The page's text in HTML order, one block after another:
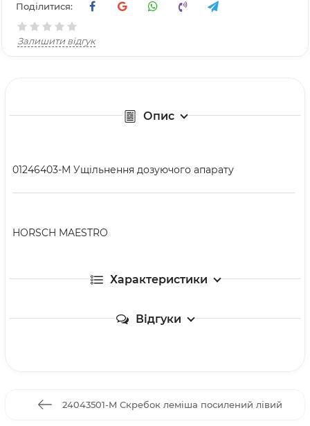
Поділитися:
Залишити відгук
Опис
01246403-M Ущільнення дозуючого апарату
HORSCH MAESTRO
Характеристики
Відгуки
24043501-M Скребок леміша посилений лівий